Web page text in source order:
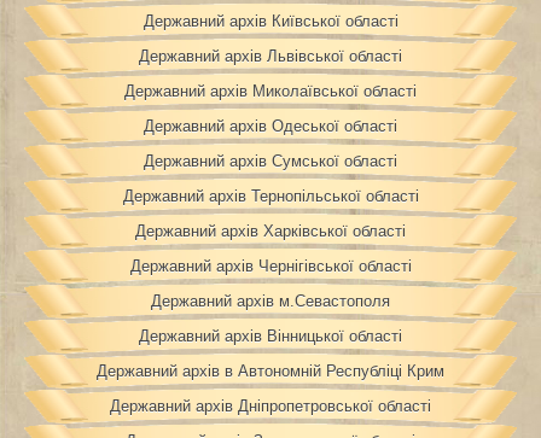
Державний архів Київської області
Державний архів Львівської області
Державний архів Миколаївської області
Державний архів Одеської області
Державний архів Сумської області
Державний архів Тернопільської області
Державний архів Харківської області
Державний архів Чернігівської області
Державний архів м.Севастополя
Державний архів Вінницької області
Державний архів в Автономній Республіці Крим
Державний архів Дніпропетровської області